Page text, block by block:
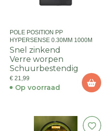
POLE POSITION PP
HYPERSENSE 0.30MM 1000M
Snel zinkend
Verre worpen
Schuurbestendig
€ 21,99
Op voorraad